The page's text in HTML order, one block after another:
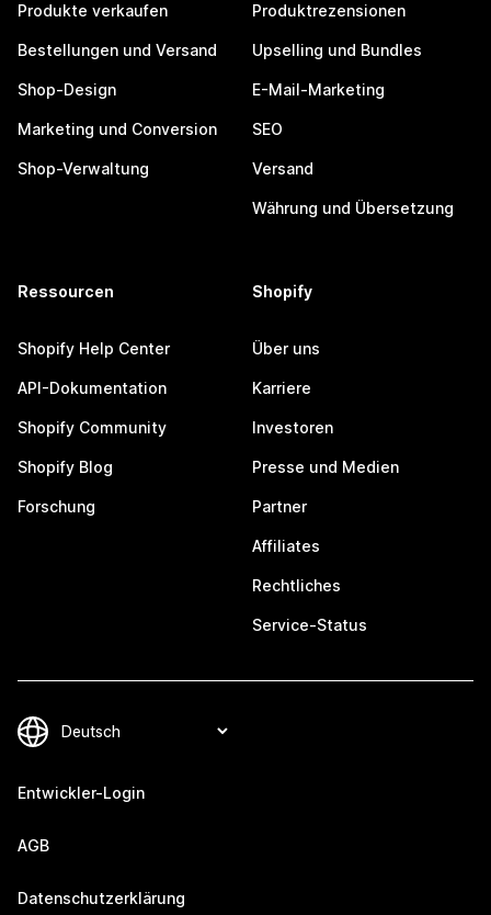
Produkte verkaufen
Bestellungen und Versand
Shop-Design
Marketing und Conversion
Shop-Verwaltung
Produktrezensionen
Upselling und Bundles
E-Mail-Marketing
SEO
Versand
Währung und Übersetzung
Ressourcen
Shopify Help Center
API-Dokumentation
Shopify Community
Shopify Blog
Forschung
Shopify
Über uns
Karriere
Investoren
Presse und Medien
Partner
Affiliates
Rechtliches
Service-Status
Entwickler-Login
AGB
Datenschutzerklärung